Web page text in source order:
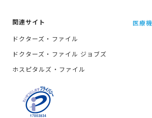
関連サイト
ドクターズ・ファイル
ドクターズ・ファイル ジョブズ
ホスピタルズ・ファイル
医療